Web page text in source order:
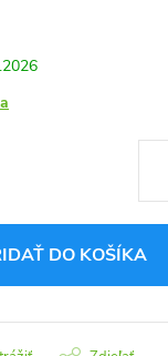
DO KOŠÍKA